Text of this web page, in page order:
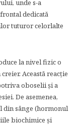
unde s-a
dedicată
tuturor celorlalte
la nivel fizic o
Această reacție
oboselii și a
De asemenea,
din sânge (hormonul
biochimice și